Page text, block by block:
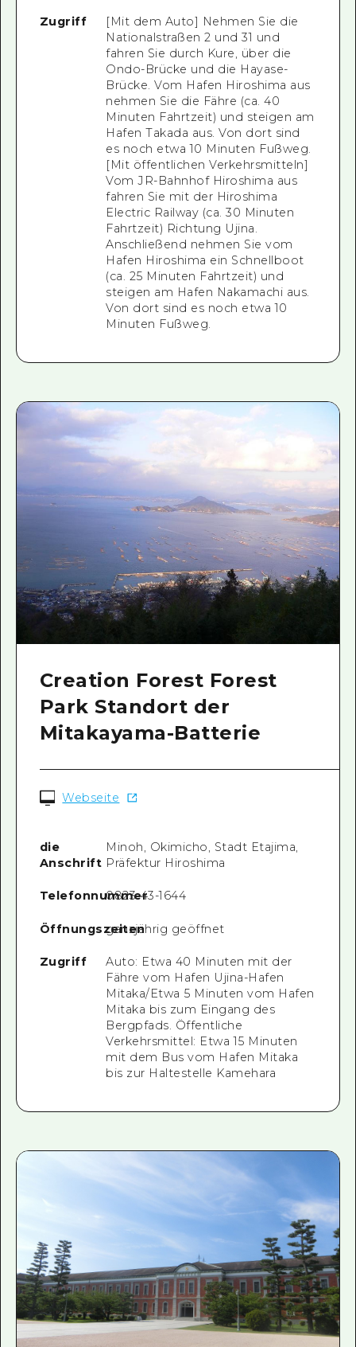
Zugriff
[Mit dem Auto] Nehmen Sie die
Nationalstraßen 2 und 31 und
fahren Sie durch Kure, über die
Ondo-Brücke und die Hayase-
Brücke. Vom Hafen Hiroshima aus
nehmen Sie die Fähre (ca. 40
Minuten Fahrtzeit) und steigen am
Hafen Takada aus. Von dort sind
es noch etwa 10 Minuten Fußweg.
[Mit öffentlichen Verkehrsmitteln]
Vom JR-Bahnhof Hiroshima aus
fahren Sie mit der Hiroshima
Electric Railway (ca. 30 Minuten
Fahrtzeit) Richtung Ujina.
Anschließend nehmen Sie vom
Hafen Hiroshima ein Schnellboot
(ca. 25 Minuten Fahrtzeit) und
steigen am Hafen Nakamachi aus.
Von dort sind es noch etwa 10
Minuten Fußweg.
Creation Forest Forest
Park Standort der
Mitakayama-Batterie
Webseite
die
Anschrift
Minoh, Okimicho, Stadt Etajima,
Präfektur Hiroshima
Telefonnummer
0823-43-1644
Öffnungszeitenganzjährig geöffnet
Zugriff
Auto: Etwa 40 Minuten mit der
Fähre vom Hafen Ujina-Hafen
Mitaka/Etwa 5 Minuten vom Hafen
Mitaka bis zum Eingang des
Bergpfads. Öffentliche
Verkehrsmittel: Etwa 15 Minuten
mit dem Bus vom Hafen Mitaka
bis zur Haltestelle Kamehara